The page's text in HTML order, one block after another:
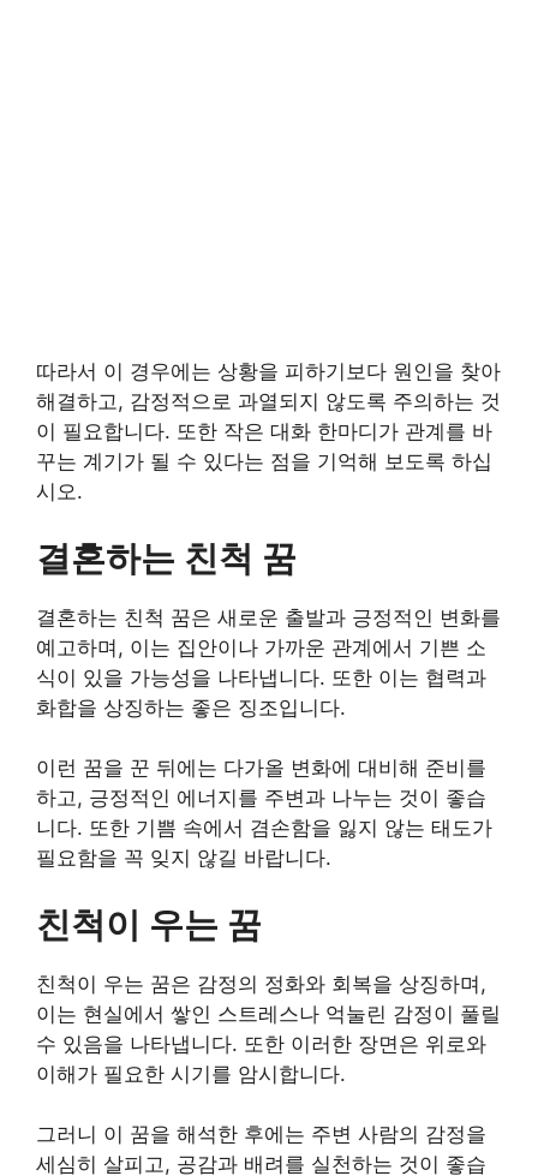
따라서 이 경우에는 상황을 피하기보다 원인을 찾아
해결하고, 감정적으로 과열되지 않도록 주의하는 것
이 필요합니다. 또한 작은 대화 한마디가 관계를 바
꾸는 계기가 될 수 있다는 점을 기억해 보도록 하십
시오.
결혼하는 친척 꿈
결혼하는 친척 꿈은 새로운 출발과 긍정적인 변화를
예고하며, 이는 집안이나 가까운 관계에서 기쁜 소
식이 있을 가능성을 나타냅니다. 또한 이는 협력과
화합을 상징하는 좋은 징조입니다.
이런 꿈을 꾼 뒤에는 다가올 변화에 대비해 준비를
하고, 긍정적인 에너지를 주변과 나누는 것이 좋습
니다. 또한 기쁨 속에서 겸손함을 잃지 않는 태도가
필요함을 꼭 잊지 않길 바랍니다.
친척이 우는 꿈
친척이 우는 꿈은 감정의 정화와 회복을 상징하며,
이는 현실에서 쌓인 스트레스나 억눌린 감정이 풀릴
수 있음을 나타냅니다. 또한 이러한 장면은 위로와
이해가 필요한 시기를 암시합니다.
그러니 이 꿈을 해석한 후에는 주변 사람의 감정을
세심히 살피고, 공감과 배려를 실천하는 것이 좋습